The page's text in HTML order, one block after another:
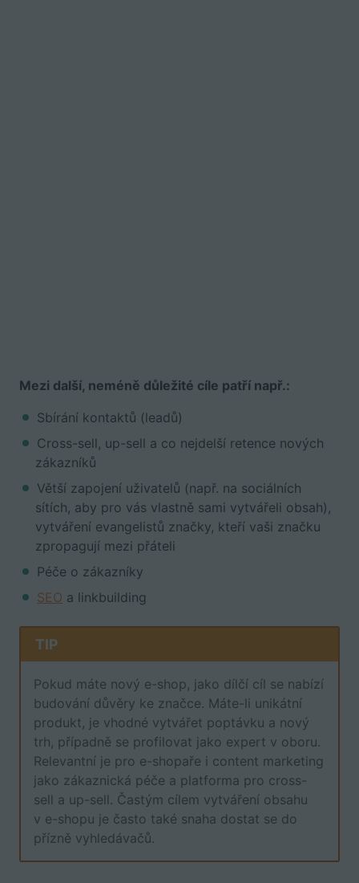
Mezi další, neméně důležité cíle patří např.:
Sbírání kontaktů (leadů)
Cross-sell, up-sell a co nejdelší retence nových
zákazníků
Větší zapojení uživatelů (např. na sociálních
sítích, aby pro vás vlastně sami vytvářeli obsah),
vytváření evangelistů značky, kteří vaši značku
zpropagují mezi přáteli
Péče o zákazníky
SEO a linkbuilding
TIP
Pokud máte nový e-shop, jako dílčí cíl se nabízí
budování důvěry ke značce. Máte-li unikátní
produkt, je vhodné vytvářet poptávku a nový
trh, případně se profilovat jako expert v oboru.
Relevantní je pro e-shopaře i content marketing
jako zákaznická péče a platforma pro cross-
sell a up-sell. Častým cílem vytváření obsahu
v e-shopu je často také snaha dostat se do
přízně vyhledávačů.